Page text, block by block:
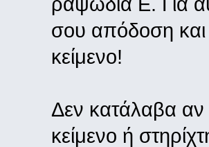
σου απόδοση και
κείμενο!
Δεν κατάλαβα
κείμενο ή